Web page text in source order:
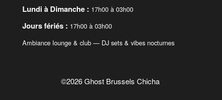
Lundi à Dimanche : 17h00 à 03h00
Jours fériés : 17h00 à 03h00
Ambiance lounge & club — DJ sets & vibes nocturnes
©2026 Ghost Brussels Chicha